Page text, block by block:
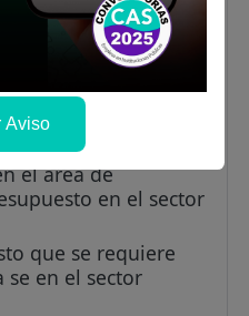
años en el área de
en el sector
para el puesto
tiempo requerido en
no menor
el área de
en el sector
que se requiere
se en el sector
Aviso